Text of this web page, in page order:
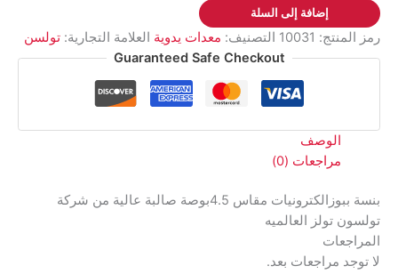
صالبة
عالية
إضافة إلى السلة
رمز المنتج: 10031 التصنيف: معدات يدوية العلامة التجارية: تولسن
Guaranteed Safe Checkout
الوصف
مراجعات (0)
بنسة ببوزالكترونيات مقاس 4.5بوصة صالبة عالية من شركة
تولسون تولز العالميه
المراجعات
لا توجد مراجعات بعد.